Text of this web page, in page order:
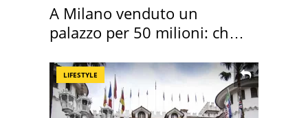
A Milano venduto un
palazzo per 50 milioni: chi
LIFESTYLE